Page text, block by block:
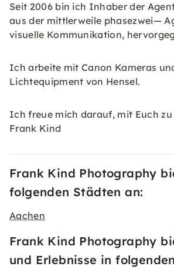
Seit 2006 bin ich Inhaber der
aus der mittlerweile phasezwei—
visuelle Kommunikation,
Ich arbeite mit Canon Kameras
Lichtequipment von Hensel.
Ich freue mich darauf, mit Euch
Frank Kind
Frank Kind Photography
folgenden Städten an:
Aachen
Frank Kind Photography
und Erlebnisse in